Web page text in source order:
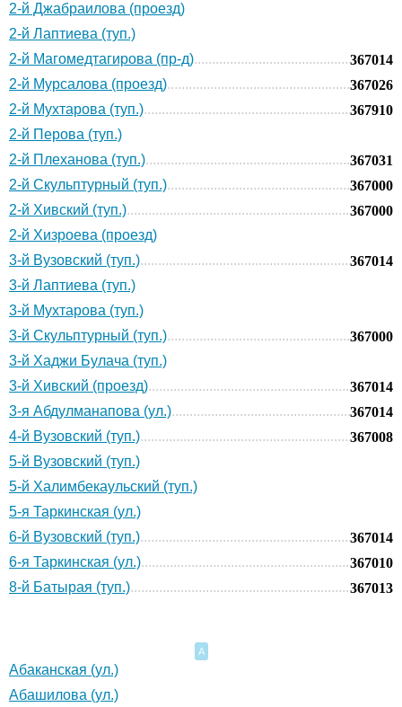
2-й Джабраилова (проезд)
2-й Лаптиева (туп.)
2-й Магомедтагирова (пр-д)
367014
2-й Мурсалова (проезд)
367026
2-й Мухтарова (туп.)
367910
2-й Перова (туп.)
2-й Плеханова (туп.)
367031
2-й Скульптурный (туп.)
367000
2-й Хивский (туп.)
367000
2-й Хизроева (проезд)
3-й Вузовский (туп.)
367014
3-й Лаптиева (туп.)
3-й Мухтарова (туп.)
3-й Скульптурный (туп.)
367000
3-й Хаджи Булача (туп.)
3-й Хивский (проезд)
367014
3-я Абдулманапова (ул.)
367014
4-й Вузовский (туп.)
367008
5-й Вузовский (туп.)
5-й Халимбекаульский (туп.)
5-я Таркинская (ул.)
6-й Вузовский (туп.)
367014
6-я Таркинская (ул.)
367010
8-й Батырая (туп.)
367013
А
Абаканская (ул.)
Абашилова (ул.)